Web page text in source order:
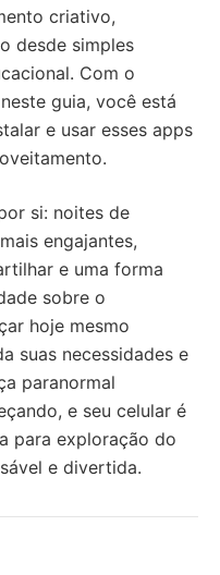
criativo,
desde simples
Com o
guia, você está
e usar esses apps
si: noites de
engajantes,
e uma forma
sobre o
hoje mesmo
suas necessidades e
paranormal
e seu celular é
para exploração do
e divertida.